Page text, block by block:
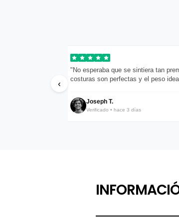
‹
"No esperaba que se sintiera tan
costuras son perfectas y el peso
Joseph T.
Verificado • hace 3 días